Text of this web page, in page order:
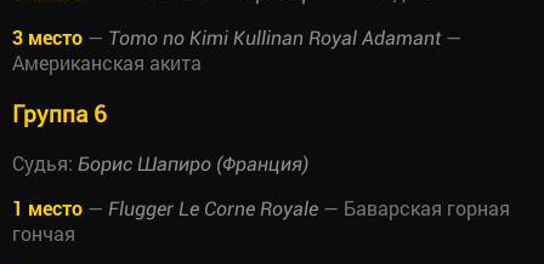
3 место — Tomo no Kimi Kullinan Royal Adamant—
Американская акита
Группа 6
Судья: Борис Шапиро (Франция)
1 место — Flugger Le Corne Royale — Баварская горная
гончая